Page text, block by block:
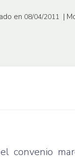
en 08/04/2011 |
convenio